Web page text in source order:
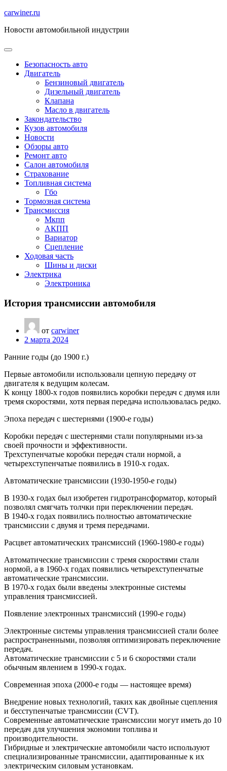
Перейти
содержимому
carwiner.ru
Новости автомобильной индустрии
Безопасность авто
Двигатель
Бензиновый двигатель
Дизельный двигатель
Клапана
Масло в двигатель
Закондательство
Кузов автомобиля
Новости
Обзоры авто
Ремонт авто
Салон автомобиля
Страхование
Топливная система
Гбо
Тормозная система
Трансмиссия
Мкпп
АКПП
Вариатор
Сцепление
Ходовая часть
Шины и диски
Электрика
Электроника
История трансмиссии автомобиля
от carwiner
2 марта 2024
Ранние годы (до 1900 г.)
Первые автомобили использовали цепную передачу от
двигателя к ведущим колесам.
К концу 1800-х годов появились коробки передач с двумя или
тремя скоростями, хотя первая передача использовалась редко.
Эпоха передач с шестернями (1900-е годы)
Коробки передач с шестернями стали популярными из-за
своей прочности и эффективности.
Трехступенчатые коробки передач стали нормой, а
четырехступенчатые появились в 1910-х годах.
Автоматические трансмиссии (1930-1950-е годы)
В 1930-х годах был изобретен гидротрансформатор, который
позволял смягчать толчки при переключении передач.
В 1940-х годах появились полностью автоматические
трансмиссии с двумя и тремя передачами.
Расцвет автоматических трансмиссий (1960-1980-е годы)
Автоматические трансмиссии с тремя скоростями стали
нормой, а в 1960-х годах появились четырехступенчатые
автоматические трансмиссии.
В 1970-х годах были введены электронные системы
управления трансмиссией.
Появление электронных трансмиссий (1990-е годы)
Электронные системы управления трансмиссией стали более
распространенными, позволяя оптимизировать переключение
передач.
Автоматические трансмиссии с 5 и 6 скоростями стали
обычным явлением в 1990-х годах.
Современная эпоха (2000-е годы — настоящее время)
Внедрение новых технологий, таких как двойные сцепления
и бесступенчатые трансмиссии (CVT).
Современные автоматические трансмиссии могут иметь до 10
передач для улучшения экономии топлива и
производительности.
Гибридные и электрические автомобили часто используют
специализированные трансмиссии, адаптированные к их
электрическим силовым установкам.